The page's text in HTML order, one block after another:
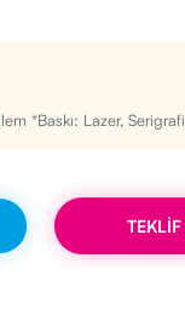
*Baskı: Lazer,